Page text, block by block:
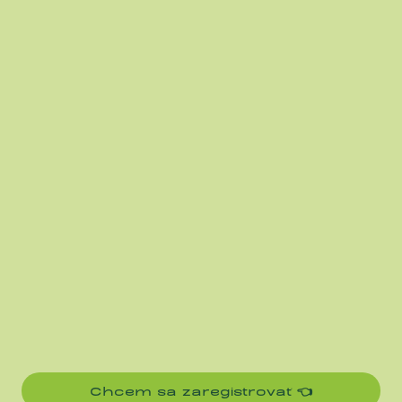
Chcem sa zaregistrovať 👈